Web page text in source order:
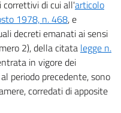
di cui all'articolo
1978, n. 468, e
decreti emanati ai sensi
2), della citata legge n.
in vigore dei
periodo precedente, sono
corredati di apposite